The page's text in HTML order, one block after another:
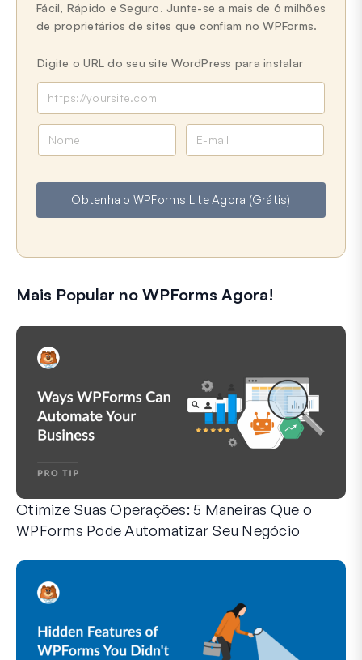
Fácil, Rápido e Seguro. Junte-se a mais de 6 milhões
de proprietários de sites que confiam no WPForms.
Digite o URL do seu site WordPress para instalar
e
a
l
Obtenha o WPForms Lite Agora (Grátis)
Mais Popular no WPForms Agora!
Otimize Suas Operações: 5 Maneiras Que o
WPForms Pode Automatizar Seu Negócio